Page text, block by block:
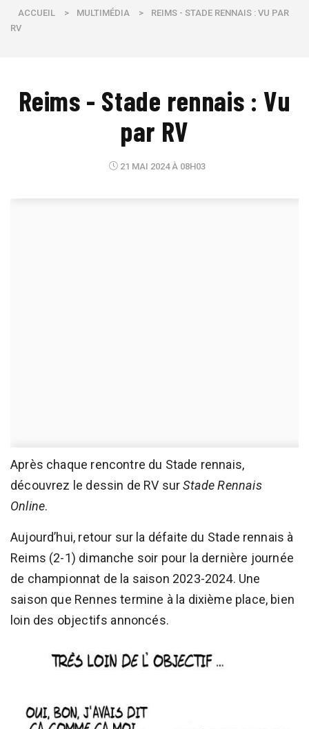
ACCUEIL > MULTIMÉDIA >
REIMS - STADE RENNAIS : VU PAR
RV
Reims - Stade rennais : Vu
par RV
21 MAI 2024 À 08H03
Après chaque rencontre du Stade rennais,
découvrez le dessin de RV surStade Rennais
Online.
Aujourd’hui, retour sur la défaite du Stade rennais à
Reims (2-1) dimanche soir pour la dernière journée
de championnat de la saison 2023-2024. Une
saison que Rennes termine à la dixième place, bien
loin des objectifs annoncés.